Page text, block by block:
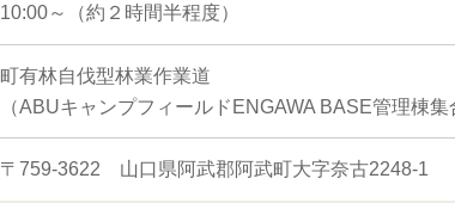
10:00～（約２時間半程度）
町有林自伐型林業作業道
（ABUキャンプフィールドENGAWA BASE管理棟
〒759-3622 山口県阿武郡阿武町大字奈古2248-1